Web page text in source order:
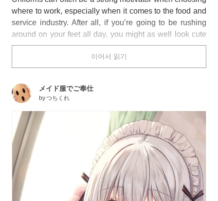
where to work, especially when it comes to the food and
service industry. After all, if you’re going to be rushing
around on your feet all day, you might as well look cute
while doing so!
From classic maid or barista-type outfits to preppy diner-
array of stylish and creative uniforms. Which restaurant
would you most likely want to visit based on the staff
uniform, and why?
이어서 읽기
メイド服でご奉仕
byつちくれ